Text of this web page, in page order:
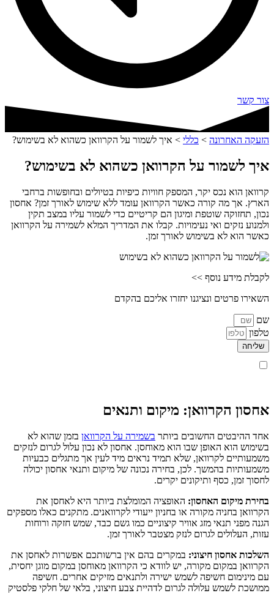
צור קשר
הזעקה האחרונה > כללי > איך לשמור על הקרוואן כשהוא לא בשימוש?
איך לשמור על הקרוואן כשהוא לא בשימוש?
קרוואן הוא נכס יקר, המספק חוויות כיפיות בטיולים ובחופשות ברחבי
הארץ. אך מה קורה כאשר הקרוואן עומד ללא שימוש לאורך זמן? אחסון
נכון, תחזוקה שוטפת ומיגון הם קריטיים כדי לשמור עליו במצב תקין
ולמנוע נזקים ואי נעימויות. קבלו את המדריך המלא לשמירה על הקרוואן
כאשר הוא לא בשימוש לאורך זמן.
לקבלת מידע נוסף >>
השאירו פרטים ונציגנו יחזרו אליכם בהקדם
שם
טלפון
שליחה
אחסון הקרוואן: מיקום ותנאים
אחד ההיבטים החשובים ביותר בשמירה על הקרוואן בזמן שהוא לא
בשימוש הוא האופן שבו הוא מאוחסן. אחסון לא נכון עלול לגרום לנזקים
משמעותיים לקרוואן, שלא תמיד נראים מיד לעין אך מתגלים כבעיות
משמעותיות בהמשך. לכן, בחירה נכונה של מיקום ותנאי אחסון יכולה
לחסוך זמן, כסף ותיקונים יקרים.
בחירת מיקום האחסון: האופציה המומלצת ביותר היא לאחסן את
הקרוואן בחניה מקורה או בחניון ייעודי לקרוואנים. מתקנים כאלו מספקים
הגנה מפני תנאי מזג אוויר קיצוניים כמו גשם כבד, שמש חזקה ורוחות
עזות, העלולים לגרום לנזק מצטבר לאורך זמן.
השלכות אחסון חיצוני: במקרים בהם אין ברשותכם אפשרות לאחסן את
הקרוואן במקום מקורה, יש לוודא כי הקרוואן מאוחסן במקום מוגן יחסית,
עם מינימום חשיפה לשמש ישירה ולתנאים מזיקים אחרים. חשיפה
ממושכת לשמש עלולה לגרום לדהיית צבע חיצוני, בלאי של חלקי פלסטיק